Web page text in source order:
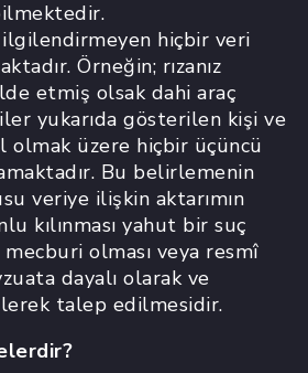
ilgilendirmeyen hiçbir veri
Örneğin; rızanız
etmiş olsak dahi araç
yukarıda gösterilen kişi ve
olmak üzere hiçbir üçüncü
Bu belirlemenin
veriye ilişkin aktarımın
kılınması yahut bir suç
olması veya resmî
dayalı olarak ve
talep edilmesidir.